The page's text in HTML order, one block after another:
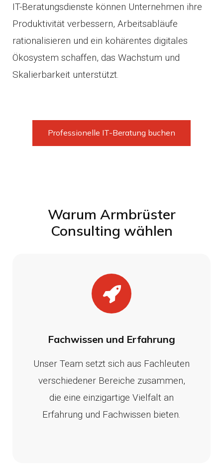
IT-Beratungsdienste können Unternehmen ihre
Produktivität verbessern, Arbeitsabläufe
rationalisieren und ein kohärentes digitales
Ökosystem schaffen, das Wachstum und
Skalierbarkeit unterstützt.
Professionelle IT-Beratung buchen
Warum Armbrüster
Consulting wählen
Fachwissen und Erfahrung
Unser Team setzt sich aus Fachleuten
verschiedener Bereiche zusammen,
die eine einzigartige Vielfalt an
Erfahrung und Fachwissen bieten.